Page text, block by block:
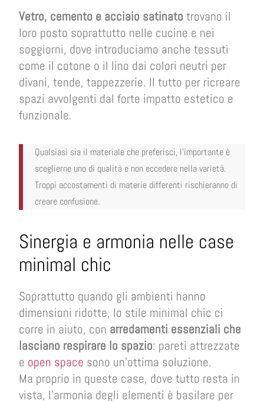
Vetro, cemento e acciaio satinato trovano il
loro posto soprattutto nelle cucine e nei
soggiorni, dove introduciamo anche tessuti
come il cotone o il lino dai colori neutri per
divani, tende, tappezzerie. Il tutto per ricreare
spazi avvolgenti dal forte impatto estetico e
funzionale.
Qualsiasi sia il materiale che preferisci, l’importante è
sceglierne uno di qualità e non eccedere nella varietà.
Troppi accostamenti di materie differenti rischieranno di
creare confusione.
Sinergia e armonia nelle case
minimal chic
Soprattutto quando gli ambienti hanno
dimensioni ridotte, lo stile minimal chic ci
corre in aiuto, con arredamenti essenziali che
lasciano respirare lo spazio: pareti attrezzate
e open space sono un’ottima soluzione.
Ma proprio in queste case, dove tutto resta in
vista, l’armonia degli elementi è basilare per